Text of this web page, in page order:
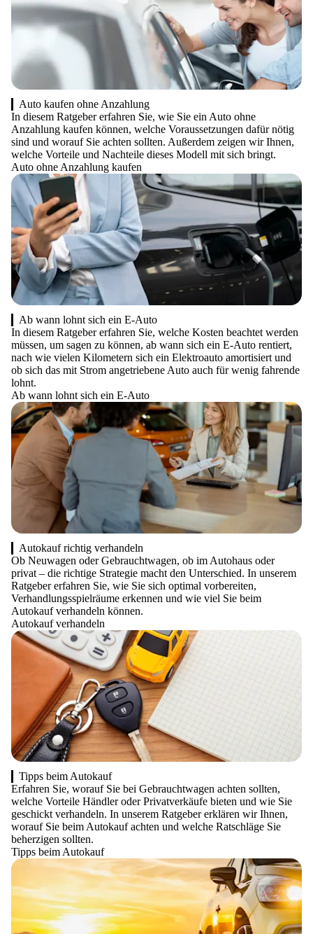
Auto kaufen ohne Anzahlung
In diesem Ratgeber erfahren Sie, wie Sie ein Auto ohne
Anzahlung kaufen können, welche Voraussetzungen dafür nötig
sind und worauf Sie achten sollten. Außerdem zeigen wir Ihnen,
welche Vorteile und Nachteile dieses Modell mit sich bringt.
Auto ohne Anzahlung kaufen
Ab wann lohnt sich ein E-Auto
In diesem Ratgeber erfahren Sie, welche Kosten beachtet werden
müssen, um sagen zu können, ab wann sich ein E-Auto rentiert,
nach wie vielen Kilometern sich ein Elektroauto amortisiert und
ob sich das mit Strom angetriebene Auto auch für wenig fahrende
lohnt.
Ab wann lohnt sich ein E-Auto
Autokauf richtig verhandeln
Ob Neuwagen oder Gebrauchtwagen, ob im Autohaus oder
privat – die richtige Strategie macht den Unterschied. In unserem
Ratgeber erfahren Sie, wie Sie sich optimal vorbereiten,
Verhandlungsspielräume erkennen und wie viel Sie beim
Autokauf verhandeln können.
Autokauf verhandeln
Tipps beim Autokauf
Erfahren Sie, worauf Sie bei Gebrauchtwagen achten sollten,
welche Vorteile Händler oder Privatverkäufe bieten und wie Sie
geschickt verhandeln. In unserem Ratgeber erklären wir Ihnen,
worauf Sie beim Autokauf achten und welche Ratschläge Sie
beherzigen sollten.
Tipps beim Autokauf